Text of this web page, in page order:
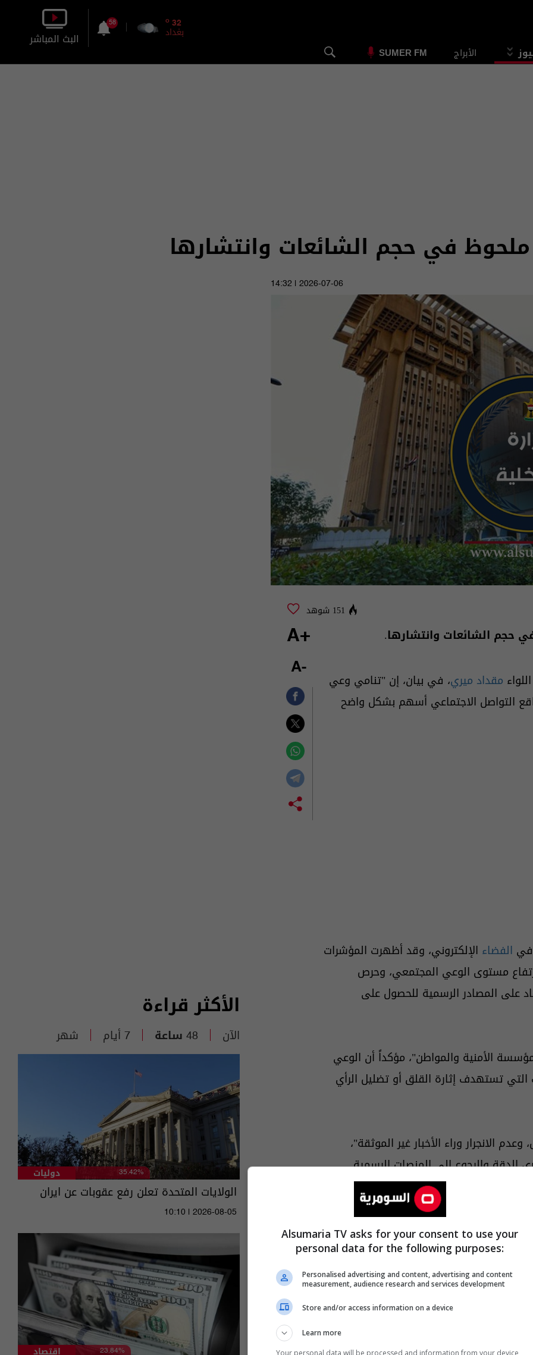
الأبراج SUMER FM
32
o
بغداد
58
البث المباشر
في حجم الشائعات وانتشارها
2026-07-06 | 14:32
151 شوهد
حجم الشائعات وانتشارها.
اللواء مقداد ميري، في بيان، إن "تنامي وعي
التواصل الاجتماعي أسهم بشكل واضح
في الفضاء الإلكتروني، وقد أظهرت المؤشرات
مستوى الوعي المجتمعي، وحرص
على المصادر الرسمية للحصول على
الأمنية والمواطن"، مؤكداً أن الوعي
تستهدف إثارة القلق أو تضليل الرأي
الانجرار وراء الأخبار غير الموثقة"،
والرجوع إلى المنصات الرسمية
المجتمع من حملات التضليل".
+A
-A
الأكثر قراءة
الآن 48 ساعة 7 أيام شهر
دوليات 35.42%
الولايات المتحدة تعلن رفع عقوبات عن ايران
10:10 | 2026-08-05
23.84%
Alsumaria TV asks for your consent to use your
personal data for the following purposes:
Personalised advertising and content, advertising and content
measurement, audience research and services development
Store and/or access information on a device
Learn more
Your personal data will be processed and information from your device